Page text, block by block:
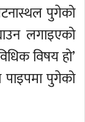
पुगेको
लगाइएको
विषय हो’
पुगेको